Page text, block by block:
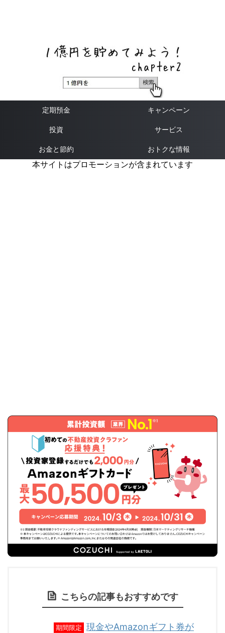
定期預金 キャンペーン
投資 サービス
お金と節約 おトクな情報
本サイトはプロモーションが含まれています
こちらの記事もおすすめです
期間限定
現金やAmazonギフト券が